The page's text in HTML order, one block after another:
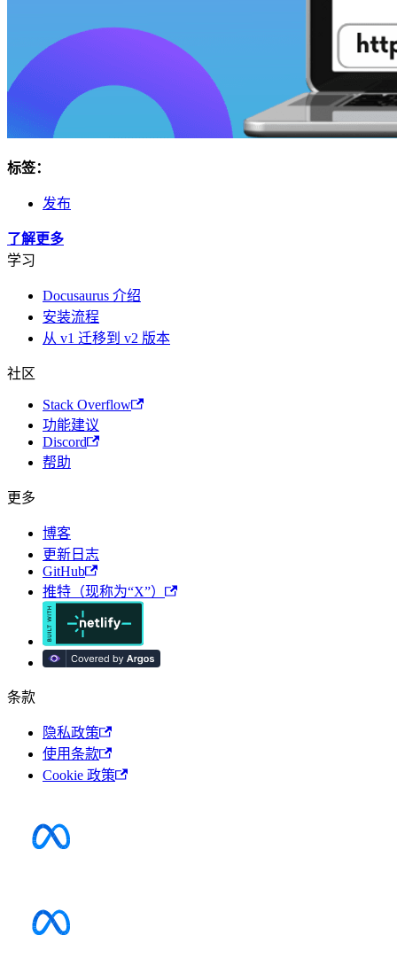
标签：
发布
了解更多
学习
Docusaurus 介绍
安装流程
从 v1 迁移到 v2 版本
社区
Stack Overflow
功能建议
Discord
帮助
更多
博客
更新日志
GitHub
推特（现称为“X”）
条款
隐私政策
使用条款
Cookie 政策